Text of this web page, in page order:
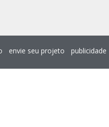
envie seu projeto publicidade